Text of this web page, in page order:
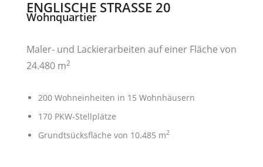
ENGLISCHE STRASSE 20
Wohnquartier
Maler- und Lackierarbeiten auf einer Fläche von
24.480 m2
200 Wohneinheiten in 15 Wohnhäusern
170 PKW-Stellplätze
Grundtsücksfläche von 10.485 m2